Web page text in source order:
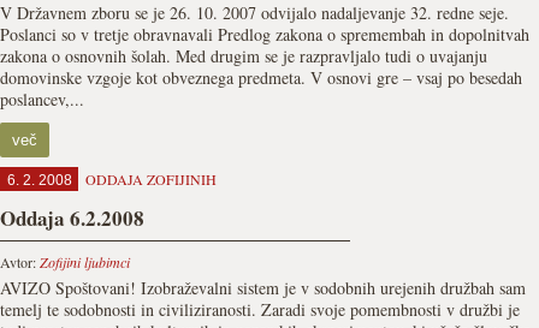
V Državnem zboru se je 26. 10. 2007 odvijalo nadaljevanje 32. redne seje.
Poslanci so v tretje obravnavali Predlog zakona o spremembah in dopolnitvah
zakona o osnovnih šolah. Med drugim se je razpravljalo tudi o uvajanju
domovinske vzgoje kot obveznega predmeta. V osnovi gre – vsaj po besedah
poslancev,...
več
6. 2. 2008 ODDAJA ZOFIJINIH
Oddaja 6.2.2008
Avtor:Zofijini ljubimci
AVIZO Spoštovani! Izobraževalni sistem je v sodobnih urejenih družbah sam
temelj te sodobnosti in civiliziranosti. Zaradi svoje pomembnosti v družbi je